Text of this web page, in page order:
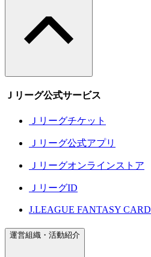
Ｊリーグ公式サービス
Ｊリーグチケット
Ｊリーグ公式アプリ
Ｊリーグオンラインストア
ＪリーグID
J.LEAGUE FANTASY CARD
運営組織・活動紹介